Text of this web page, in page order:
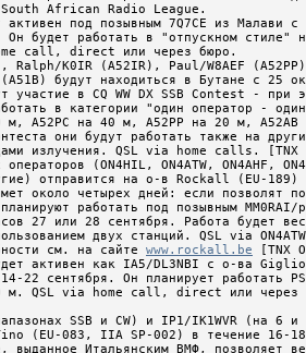
South African Radio League.
под позывным 7Q7CE из Малави с
Он будет работать в "отпускном стиле"
call, direct или через бюро.
Ralph/K0IR (A52IR), Paul/W8AEF
будут находиться в Бутане с 25
участие в CQ WW DX SSB Contest - при
в категории "один оператор -
м, A52PC на 40 м, A52PP на 20 м, A52AB
они будут работать также на
излучения. QSL via home calls. [TNX
(ON4HIL, ON4ATW, ON4AHF,
отправится на о-в Rockall (EU-189)
около четырех дней: если позволят
работать под позывным MM0RAI/
27 или 28 сентября. Работа будет
двух станций. QSL via
см. на сайте www.rockall.be [TNX
активен как IA5/DL3NBI с о-ва
22 сентября. Он планирует работать
м. QSL via home call, direct или
SSB и CW) и IP1/IK1WVR (на 6
(EU-083, IIA SP-002) в течение 16-
выданное Итальянским ВМФ, позволяет